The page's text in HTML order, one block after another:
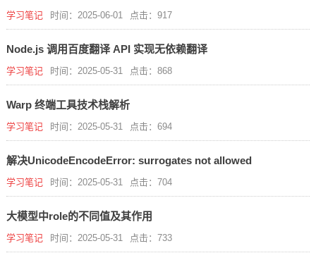
学习笔记 时间：2025-06-01 点击：917
Node.js 调用百度翻译 API 实现无依赖翻译
学习笔记 时间：2025-05-31 点击：868
Warp 终端工具技术栈解析
学习笔记 时间：2025-05-31 点击：694
解决UnicodeEncodeError: surrogates not allowed
学习笔记 时间：2025-05-31 点击：704
大模型中role的不同值及其作用
学习笔记 时间：2025-05-31 点击：733